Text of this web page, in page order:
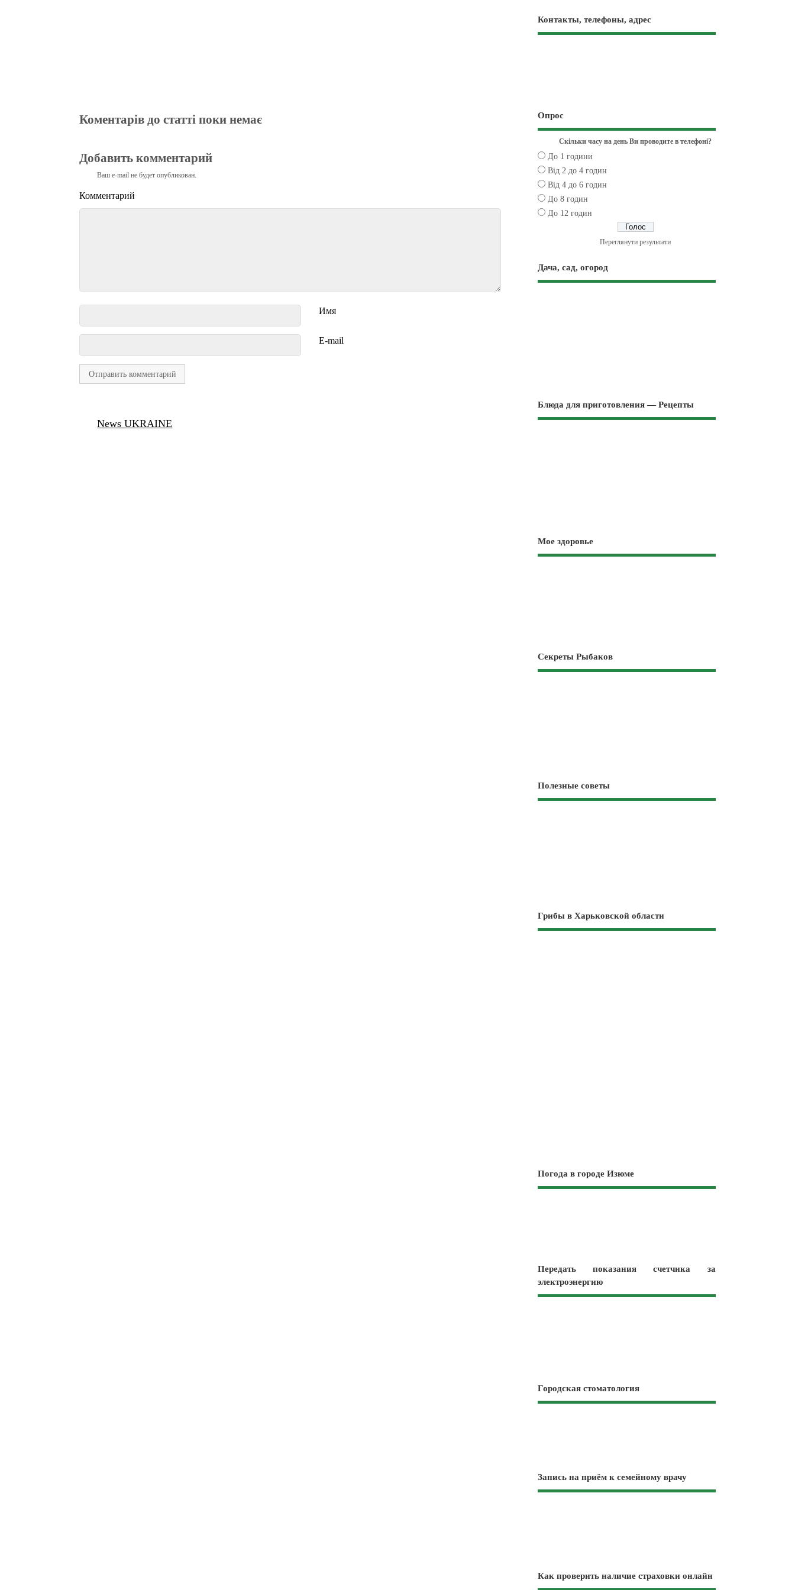
Коментарів до статті поки немає
Добавить комментарий
Ваш e-mail не будет опубликован.
Комментарий
Имя
E-mail
News UKRAINE
Контакты, телефоны, адрес
Опрос
Скільки часу на день Ви проводите в телефоні?
До 1 години
Від 2 до 4 годин
Від 4 до 6 годин
До 8 годин
До 12 годин
Переглянути результати
Дача, сад, огород
Блюда для приготовления — Рецепты
Мое здоровье
Секреты Рыбаков
Полезные советы
Грибы в Харьковской области
Погода в городе Изюме
Передать показания счетчика за
электроэнергию
Городская стоматология
Запись на приём к семейному врачу
Как проверить наличие страховки онлайн